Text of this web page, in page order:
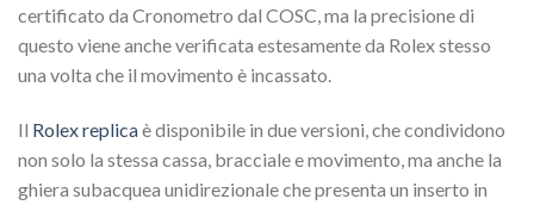
certificato da Cronometro dal COSC, ma la precisione di
questo viene anche verificata estesamente da Rolex stesso
una volta che il movimento è incassato.
Il Rolex replicaè disponibile in due versioni, che condividono
non solo la stessa cassa, bracciale e movimento, ma anche la
ghiera subacquea unidirezionale che presenta un inserto in